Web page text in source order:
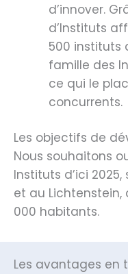
d’innover.
d’Instituts
500 instituts
famille des
ce qui le
concurrents.
Les objectifs de
Nous souhaitons
Instituts d’ici 2025,
et au Lichtenstein,
000 habitants.
Les avantages en